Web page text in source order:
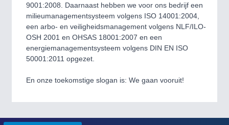
PLASTICS 21XX
PROCESS INDUSTRY 21XX
QUALITY & TESTING 21XX
ROBOTICS 21XX
SENSORS & CONTROLS 21XX
TEXTILE 21XX
9001:2008. Daarnaast hebben we voor ons bedrijf een
milieumanagementsysteem volgens ISO 14001:2004,
een arbo- en veiligheidsmanagement volgens NLF/ILO-
OSH 2001 en OHSAS 18001:2007 en een
energiemanagementsysteem volgens DIN EN ISO
50001:2011 opgezet.
En onze toekomstige slogan is: We gaan vooruit!